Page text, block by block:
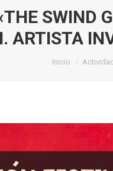
SWIND
ARTISTA
Estás aquí:
Inicio